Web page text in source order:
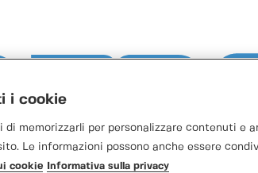
i cookie
memorizzarli per personalizzare contenuti e
Le informazioni possono anche essere
cookie Informativa sulla privacy